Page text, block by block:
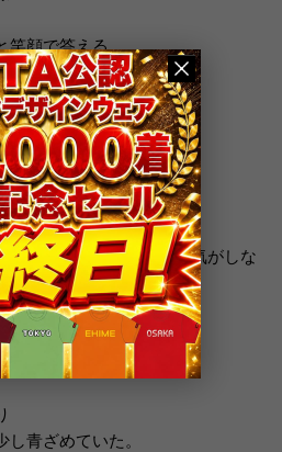
笑顔で答える。
勝と思ったのか？
レーが連続する。
見ていた私もあまりいい気がしな
盤に
前とガラッとかわり
青ざめていた。